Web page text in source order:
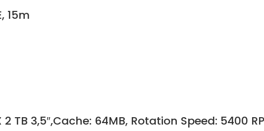
15m
TB 3,5″,Cache: 64MB, Rotation Speed: 5400